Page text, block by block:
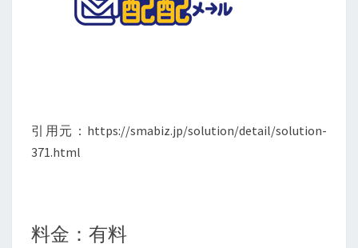
引用元：https://smabiz.jp/solution/detail/solution-
371.html
料金：有料